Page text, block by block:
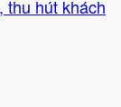
thu hút khách